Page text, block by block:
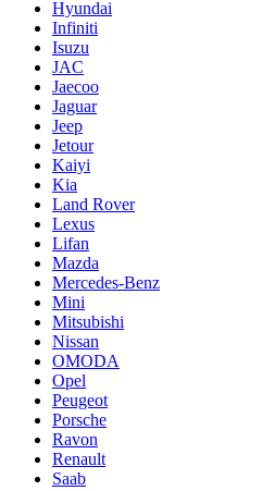
Hyundai
Infiniti
Isuzu
JAC
Jaecoo
Jaguar
Jeep
Jetour
Kaiyi
Kia
Land Rover
Lexus
Lifan
Mazda
Mercedes-Benz
Mini
Mitsubishi
Nissan
OMODA
Opel
Peugeot
Porsche
Ravon
Renault
Saab